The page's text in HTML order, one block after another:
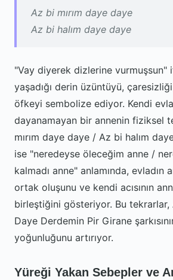
Az bi mırım daye daye
Az bi halım daye daye
"Vay diyerek dizlerine vurmuşsun"
yaşadığı derin üzüntüyü,
öfkeyi sembolize ediyor. Kendi
dayanamayan bir annenin fiziksel
mırım daye daye / Az bi halım
ise "neredeyse öleceğim anne /
kalmadı anne" anlamında, evladın
ortak oluşunu ve kendi acısının
birleştiğini gösteriyor. Bu tekrarlar,
Daye Derdemin Pir Girane
yoğunluğunu artırıyor.
Yüreği Yakan Sebepler ve